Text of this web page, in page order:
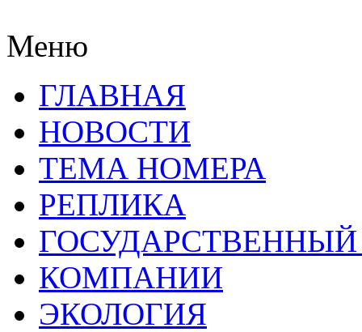
Меню
ГЛАВНАЯ
НОВОСТИ
ТЕМА НОМЕРА
РЕПЛИКА
КОМПАНИИ
ЭКОЛОГИЯ